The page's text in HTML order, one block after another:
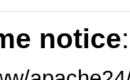
notice